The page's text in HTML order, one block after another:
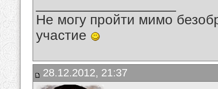
Не могу пройти мимо
участие
28.12.2012, 21:37